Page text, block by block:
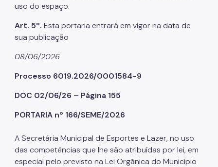
uso do espaço.
Art. 5º. Esta portaria entrará em vigor na data de
sua publicação
08/06/2026
Processo 6019.2026/0001584-9
DOC 02/06/26 – Página 155
PORTARIA nº 166/SEME/2026
A Secretária Municipal de Esportes e Lazer, no uso
das competências que lhe são atribuídas por lei, em
especial pelo previsto na Lei Orgânica do Município